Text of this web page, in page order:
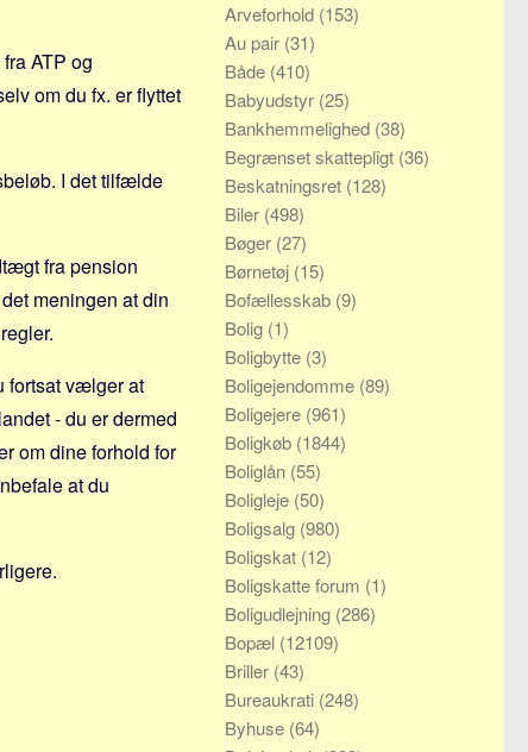
ATP og
om du fx. er flyttet
I det tilfælde
fra pension
meningen at din
fortsat vælger at
- du er dermed
om dine forhold for
at du
Arveforhold (153)
Au pair (31)
Både (410)
Babyudstyr (25)
Bankhemmelighed (38)
Begrænset skattepligt (36)
Beskatningsret (128)
Biler (498)
Bøger (27)
Børnetøj (15)
Bofællesskab (9)
Bolig (1)
Boligbytte (3)
Boligejendomme (89)
Boligejere (961)
Boligkøb (1844)
Boliglån (55)
Boligleje (50)
Boligsalg (980)
Boligskat (12)
Boligskatte forum (1)
Boligudlejning (286)
Bopæl (12109)
Briller (43)
Bureaukrati (248)
Byhuse (64)